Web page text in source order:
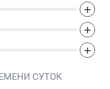
+
+
+
СУТОК